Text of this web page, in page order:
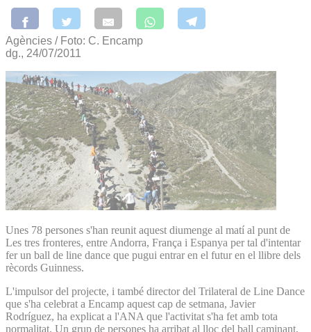
Agències / Foto: C. Encamp
dg., 24/07/2011
Unes 78 persones s'han reunit aquest diumenge al matí al punt de
Les tres fronteres, entre Andorra, França i Espanya per tal d'intentar
fer un ball de line dance que pugui entrar en el futur en el llibre dels
rècords Guinness.
L'impulsor del projecte, i també director del Trilateral de Line Dance
que s'ha celebrat a Encamp aquest cap de setmana, Javier
Rodríguez, ha explicat a l'ANA que l'activitat s'ha fet amb tota
normalitat. Un grup de persones ha arribat al lloc del ball caminant,